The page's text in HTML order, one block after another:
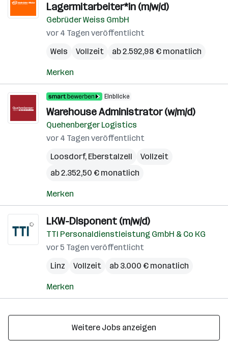
Lagermitarbeiter*in (m/w/d)
Gebrüder Weiss GmbH
vor 4 Tagen veröffentlicht
Wels
Vollzeit ab 2.592,98 € monatlich
Merken
Einblicke
Warehouse Administrator (w/m/d)
Quehenberger Logistics
vor 4 Tagen veröffentlicht
Loosdorf, Eberstalzell
Vollzeit
ab 2.352,50 € monatlich
Merken
LKW-Disponent (m/w/d)
TTI Personaldienstleistung GmbH & Co KG
vor 5 Tagen veröffentlicht
Linz
Vollzeit ab 3.000 € monatlich
Merken
Weitere Jobs anzeigen